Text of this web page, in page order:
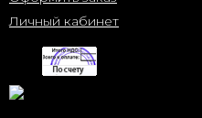
Личный кабинет